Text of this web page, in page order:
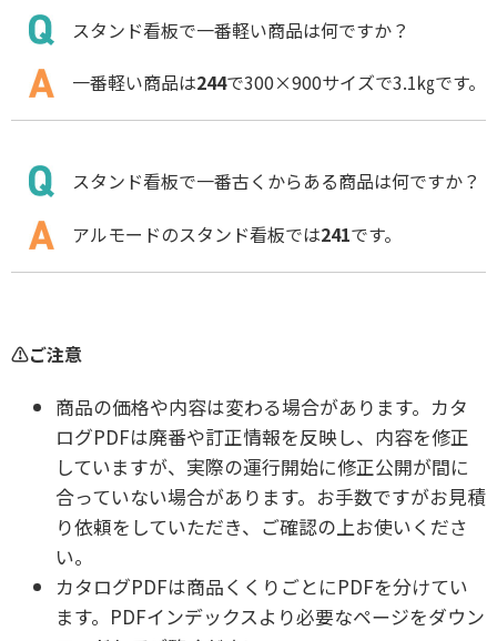
スタンド看板で一番軽い商品は何ですか？
一番軽い商品は244で300×900サイズで3.1㎏です。
スタンド看板で一番古くからある商品は何ですか？
アルモードのスタンド看板では241です。
⚠️ご注意
商品の価格や内容は変わる場合があります。カタ
ログPDFは廃番や訂正情報を反映し、内容を修正
していますが、実際の運行開始に修正公開が間に
合っていない場合があります。お手数ですがお見積
り依頼をしていただき、ご確認の上お使いくださ
い。
カタログPDFは商品くくりごとにPDFを分けてい
ます。PDFインデックスより必要なページをダウン